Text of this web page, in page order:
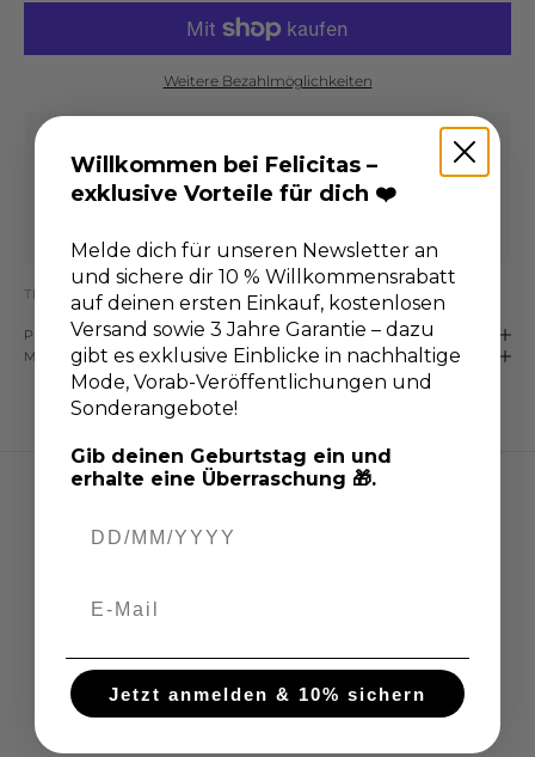
Weitere Bezahlmöglichkeiten
ERHALTE 10% RABATT
Abonniere unseren Newsletterund sichere dir deinen Vorteil
Gehe zu Element 1
Gehe zu Element 2
TEILEN
PASSFORM-DETAILS
MATERIAL & PFLEGE
0
Willkommen bei Felicitas –
exklusive Vorteile für dich ❤️
Melde dich für unseren Newsletter an
und sichere dir 10 % Willkommensrabatt
auf deinen ersten Einkauf, kostenlosen
Versand sowie 3 Jahre Garantie – dazu
gibt es exklusive Einblicke in nachhaltige
Mode, Vorab-Veröffentlichungen und
Sonderangebote!
Gib deinen Geburtstag ein und
erhalte eine Überraschung 🎁.
Jetzt anmelden & 10% sichern